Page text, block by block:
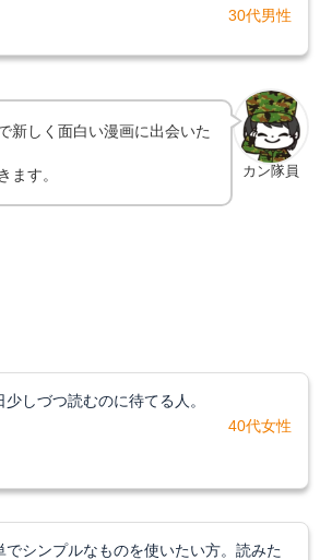
30代男性
カン隊員
新しく面白い漫画に出会いた
ます。
少しづつ読むのに待てる人。
40代女性
でシンプルなものを使いたい方。読みた